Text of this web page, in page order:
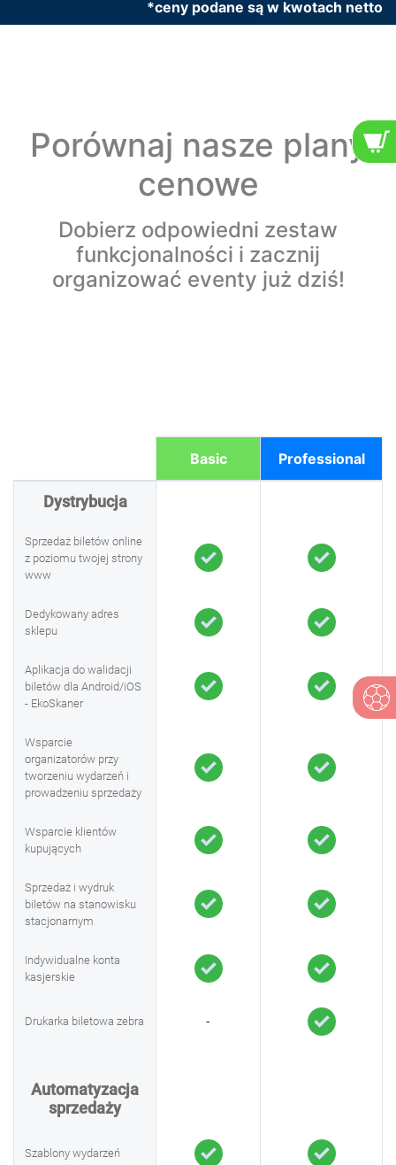
*ceny podane są w kwotach netto
Porównaj nasze plany
cenowe
Dobierz odpowiedni zestaw
funkcjonalności i zacznij
organizować eventy już dziś!
Basic Professional
Dystrybucja
Sprzedaż biletów online
z poziomu twojej strony
www
Dedykowany adres
sklepu
Aplikacja do walidacji
biletów dla Android/iOS
- EkoSkaner
Wsparcie
organizatorów przy
tworzeniu wydarzeń i
prowadzeniu sprzedaży
Wsparcie klientów
kupujących
Sprzedaż i wydruk
biletów na stanowisku
stacjonarnym
Indywidualne konta
kasjerskie
Drukarka biletowa zebra -
Automatyzacja
sprzedaży
Szablony wydarzeń